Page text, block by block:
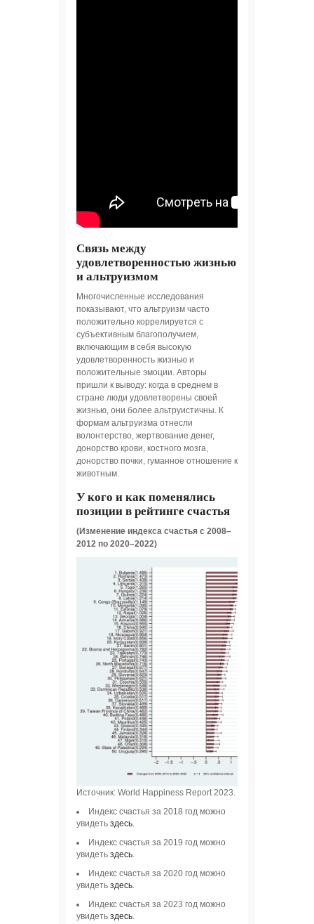
Связь между
удовлетворенностью жизнью
и альтруизмом
Многочисленные исследования
показывают, что альтруизм часто
положительно коррелируется с
субъективным благополучием,
включающим в себя высокую
удовлетворенность жизнью и
положительные эмоции. Авторы
пришли к выводу: когда в среднем в
стране люди удовлетворены своей
жизнью, они более альтруистичны. К
формам альтруизма отнесли
волонтерство, жертвование денег,
донорство крови, костного мозга,
донорство почки, гуманное отношение к
животным.
У кого и как поменялись
позиции в рейтинге счастья
(Изменение индекса счастья с 2008–
2012 по 2020–2022)
Источник: World Happiness Report 2023. Changes in
Индекс счастья за 2018 год можно
увидеть здесь
Индекс счастья за 2019 год можно
увидеть здесь
Индекс счастья за 2020 год можно
увидеть здесь
Индекс счастья за 2023 год можно
увидеть здесь